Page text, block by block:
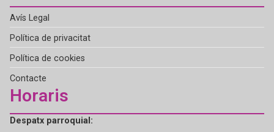
Avís Legal
Política de privacitat
Política de cookies
Contacte
Horaris
Despatx parroquial: